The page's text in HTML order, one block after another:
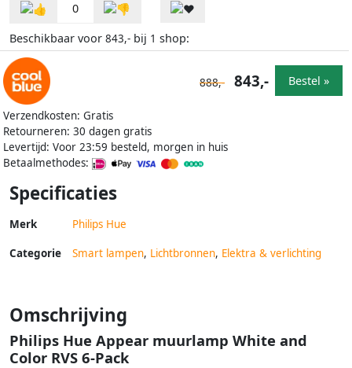
0
Beschikbaar voor 843,- bij 1 shop:
Verzendkosten: Gratis
Retourneren: 30 dagen gratis
Levertijd: Voor 23:59 besteld, morgen in huis
Betaalmethodes:
888,- 843,- Bestel »
Specificaties
Merk Philips Hue
Categorie Smart lampen, Lichtbronnen, Elektra & verlichting
Omschrijving
Philips Hue Appear muurlamp White and
Color RVS 6-Pack